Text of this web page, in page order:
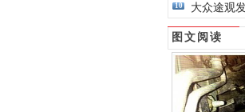
10 大众途观
图文阅读